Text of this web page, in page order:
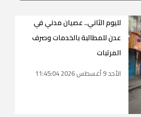
لليوم الثاني.. عصيان مدني في
عدن للمطالبة بالخدمات وصرف
المرتبات
الأحد 9 أغسطس 2026 11:45:04